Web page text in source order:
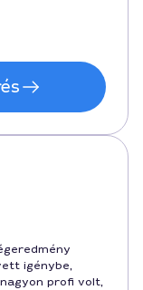
igénybe,
profi volt,